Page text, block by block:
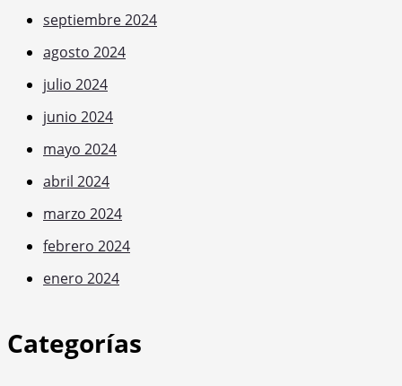
septiembre 2024
agosto 2024
julio 2024
junio 2024
mayo 2024
abril 2024
marzo 2024
febrero 2024
enero 2024
Categorías